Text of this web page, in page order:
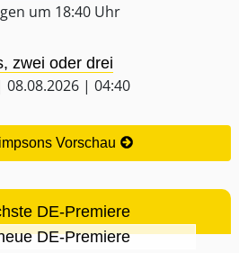
um 18:40 Uhr
zwei oder drei
08.08.2026 | 04:40
Vorschau
DE-Premiere
DE-Premiere